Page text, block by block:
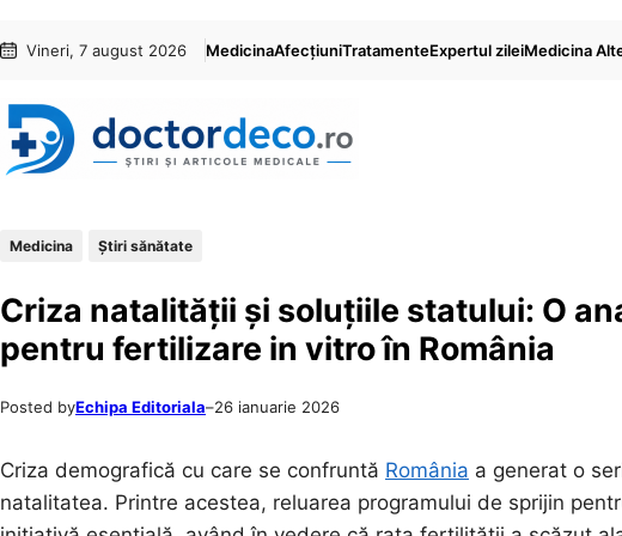
conținut
content
Vineri, 7 august 2026 MedicinaAfecțiuniTratamenteExpertul zileiMedicina
Medicina Ştiri sănătate
Criza natalității și soluțiile statului: O
pentru fertilizare in vitro în România
Posted byEchipa Editoriala–26 ianuarie 2026
Criza demografică cu care se confruntă România a generat o
natalitatea. Printre acestea, reluarea programului de sprijin